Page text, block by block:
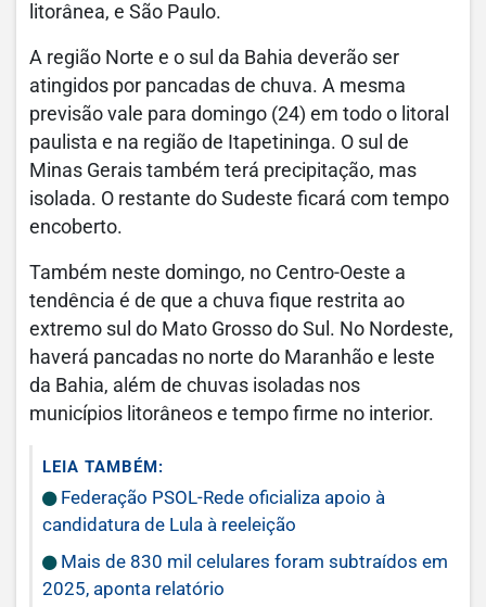
litorânea, e São Paulo.
A região Norte e o sul da Bahia deverão ser
atingidos por pancadas de chuva. A mesma
previsão vale para domingo (24) em todo o litoral
paulista e na região de Itapetininga. O sul de
Minas Gerais também terá precipitação, mas
isolada. O restante do Sudeste ficará com tempo
encoberto.
Também neste domingo, no Centro-Oeste a
tendência é de que a chuva fique restrita ao
extremo sul do Mato Grosso do Sul. No Nordeste,
haverá pancadas no norte do Maranhão e leste
da Bahia, além de chuvas isoladas nos
municípios litorâneos e tempo firme no interior.
LEIA TAMBÉM:
Federação PSOL-Rede oficializa apoio à
candidatura de Lula à reeleição
Mais de 830 mil celulares foram subtraídos em
2025, aponta relatório